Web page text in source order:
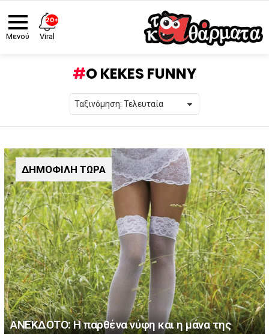
Μενού
O KEKES FUNNY
ΔΗΜΟΦΙΛΗ ΤΩΡΑ
ΑΝΕΚΔΟΤΟ: Η παρθένα νύφη και η μάνα της
20+
Viral